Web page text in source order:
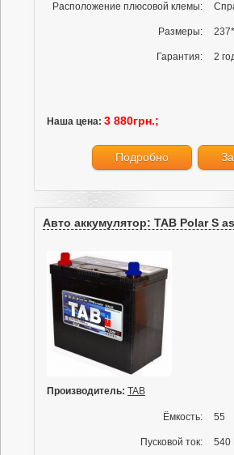
Расположение плюсовой клемы:
Размеры:
Гарантия: 2
Наша цена: 3 880грн.;
Подробно
Авто аккумулятор: TAB Polar S
Производитель: TAB
Ёмкость: 55
Пусковой ток: 540